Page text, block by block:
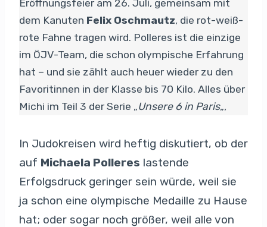
Eröffnungsfeier am 26. Juli, gemeinsam mit
dem Kanuten Felix Oschmautz, die rot-weiß-
rote Fahne tragen wird. Polleres ist die einzige
im ÖJV-Team, die schon olympische Erfahrung
hat – und sie zählt auch heuer wieder zu den
Favoritinnen in der Klasse bis 70 Kilo. Alles über
Michi im Teil 3 der Serie „Unsere 6 in Paris„,
In Judokreisen wird heftig diskutiert, ob der
auf Michaela Polleres lastende
Erfolgsdruck geringer sein würde, weil sie
ja schon eine olympische Medaille zu Hause
hat; oder sogar noch größer, weil alle von